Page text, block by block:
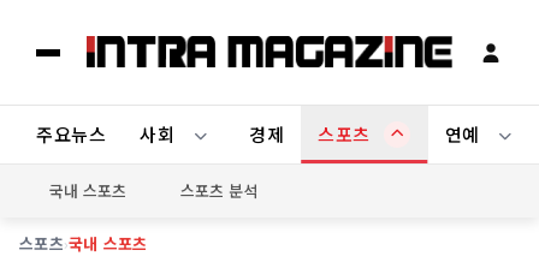
주요뉴스 사회 경제 스포츠 연예
국내 스포츠 스포츠 분석
스포츠›국내 스포츠